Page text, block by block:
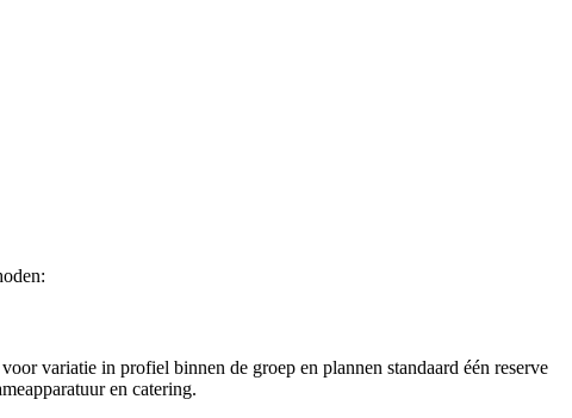
variatie in profiel binnen de groep en plannen standaard één reserve
en catering.